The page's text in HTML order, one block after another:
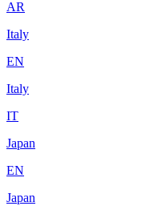
AR
Italy
EN
Italy
IT
Japan
EN
Japan